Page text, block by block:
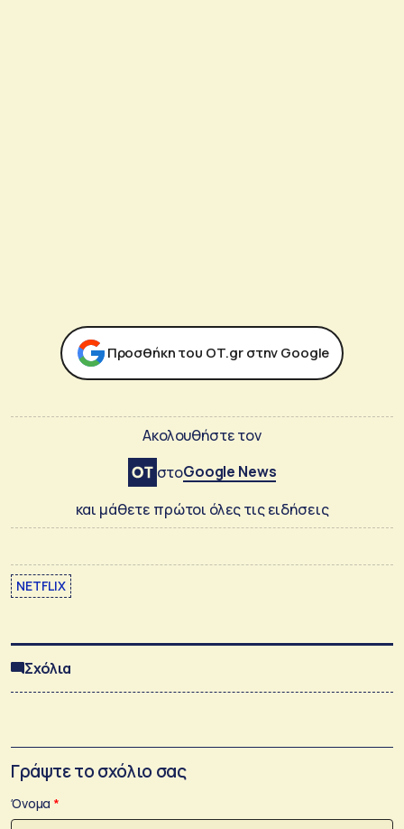
Προσθήκη του ΟΤ.gr στην Google
Ακολουθήστε τον
στοGoogle News
και μάθετε πρώτοι όλες τις ειδήσεις
NETFLIX
Σχόλια
Γράψτε το σχόλιο σας
Όνομα